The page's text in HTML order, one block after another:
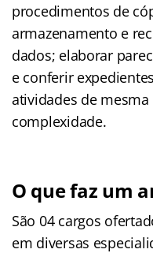
procedimentos de
armazenamento e
dados; elaborar
e conferir
atividades de
complexidade.
O que faz um
São 04 cargos
em diversas